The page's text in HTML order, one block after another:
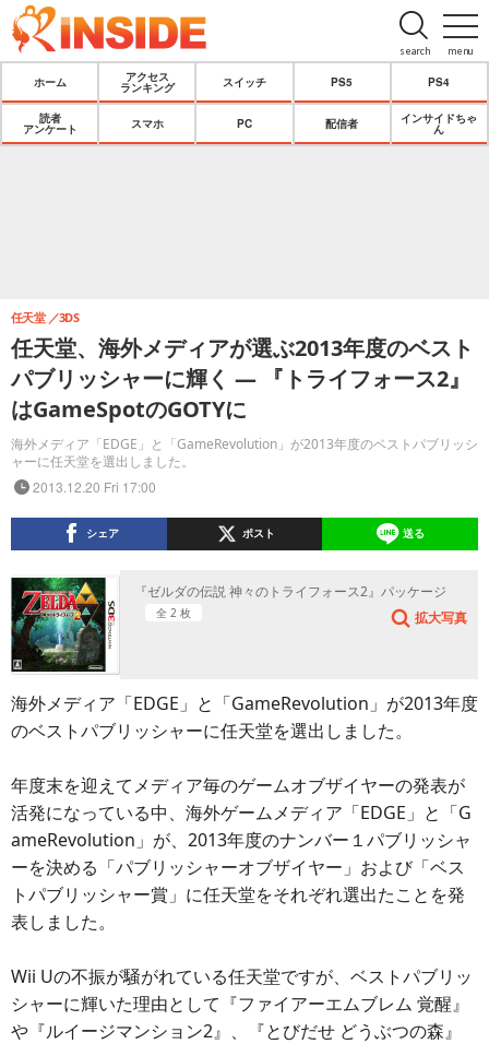
menu
search
ホーム
アクセス
ランキング
スイッチ PS5 PS4
読者
アンケート
スマホ PC 配信者
インサイドちゃ
ん
任天堂、海外メディアが選ぶ2013年度のベスト
パブリッシャーに輝く ― 『トライフォース2』
はGameSpotのGOTYに
海外メディア「EDGE」と「GameRevolution」が2013年度のベストパブリッシ
ャーに任天堂を選出しました。
任天堂 3DS
2013.12.20 Fri 17:00
シェア ポスト 送る
『ゼルダの伝説 神々のトライフォース2』パッケージ
全 2 枚 拡大写真
海外メディア「EDGE」と「GameRevolution」が2013年度
のベストパブリッシャーに任天堂を選出しました。
年度末を迎えてメディア毎のゲームオブザイヤーの発表が
活発になっている中、海外ゲームメディア「EDGE」と「G
ameRevolution」が、2013年度のナンバー１パブリッシャ
ーを決める「パブリッシャーオブザイヤー」および「ベス
トパブリッシャー賞」に任天堂をそれぞれ選出たことを発
表しました。
Wii Uの不振が騒がれている任天堂ですが、ベストパブリッ
シャーに輝いた理由として『ファイアーエムブレム 覚醒』
や『ルイージマンション2』、『とびだせ どうぶつの森』